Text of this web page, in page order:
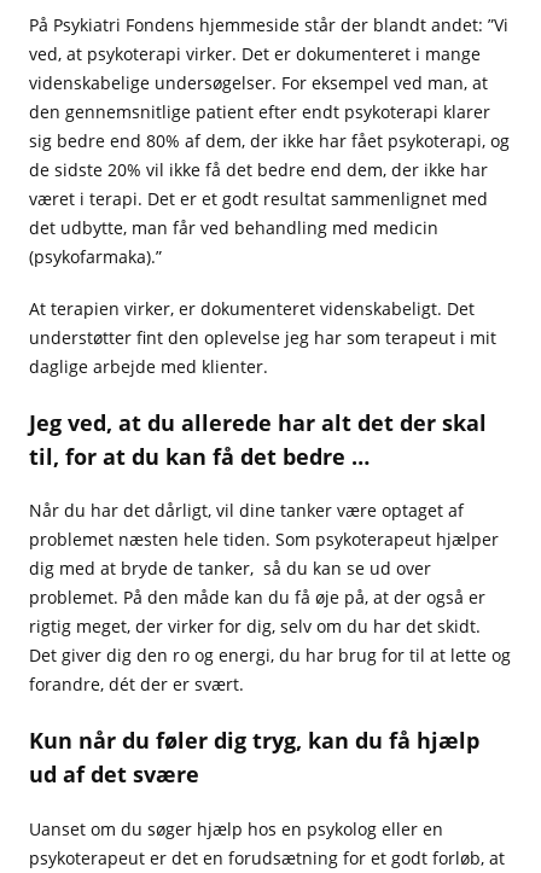
På Psykiatri Fondens hjemmeside står der blandt andet: ”Vi
ved, at psykoterapi virker. Det er dokumenteret i mange
videnskabelige undersøgelser. For eksempel ved man, at
den gennemsnitlige patient efter endt psykoterapi klarer
sig bedre end 80% af dem, der ikke har fået psykoterapi, og
de sidste 20% vil ikke få det bedre end dem, der ikke har
været i terapi. Det er et godt resultat sammenlignet med
det udbytte, man får ved behandling med medicin
(psykofarmaka).”
At terapien virker, er dokumenteret videnskabeligt. Det
understøtter fint den oplevelse jeg har som terapeut i mit
daglige arbejde med klienter.
Jeg ved, at du allerede har alt det der skal
til, for at du kan få det bedre …
Når du har det dårligt, vil dine tanker være optaget af
problemet næsten hele tiden. Som psykoterapeut hjælper
dig med at bryde de tanker, så du kan se ud over
problemet. På den måde kan du få øje på, at der også er
rigtig meget, der virker for dig, selv om du har det skidt.
Det giver dig den ro og energi, du har brug for til at lette og
forandre, dét der er svært.
Kun når du føler dig tryg, kan du få hjælp
ud af det svære
Uanset om du søger hjælp hos en psykolog eller en
psykoterapeut er det en forudsætning for et godt forløb, at